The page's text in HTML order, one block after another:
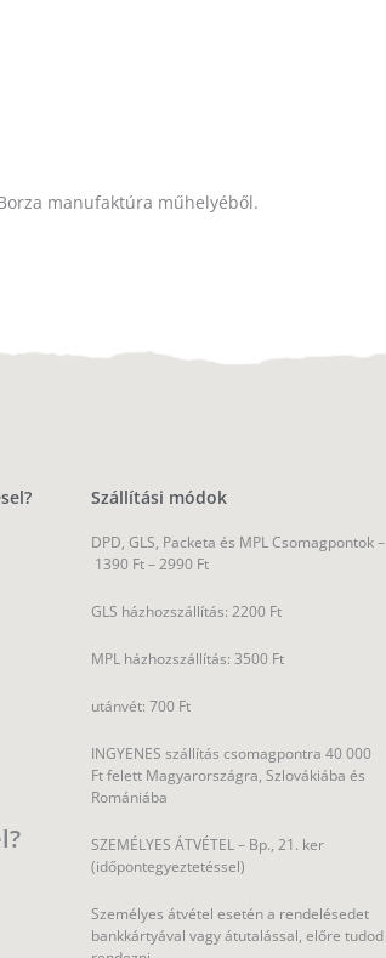
manufaktúra műhelyéből.
Szállítási módok
DPD, GLS, Packeta és MPL Csomagpontok –
1390 Ft – 2990 Ft
GLS házhozszállítás: 2200 Ft
MPL házhozszállítás: 3500 Ft
utánvét: 700 Ft
INGYENES szállítás csomagpontra 40 000
Ft felett Magyarországra, Szlovákiába és
Romániába
SZEMÉLYES ÁTVÉTEL – Bp., 21. ker
(időpontegyeztetéssel)
Személyes átvétel esetén a rendelésedet
bankkártyával vagy átutalással, előre tudod